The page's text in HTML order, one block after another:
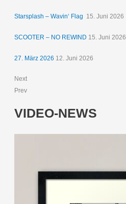
Starsplash – Wavin‘ Flag 15. Juni 2026
SCOOTER – NO REWIND 15. Juni 2026
27. März 2026 12. Juni 2026
Next
Prev
VIDEO-NEWS